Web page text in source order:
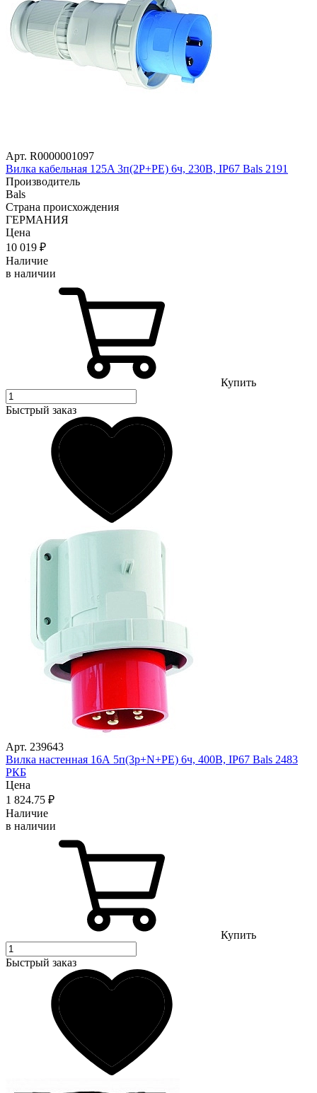
Арт. R0000001097
Вилка кабельная 125A 3п(2P+PE) 6ч, 230В, IP67 Bals 2191
Производитель
Bals
Страна происхождения
ГЕРМАНИЯ
Цена
10 019 ₽
Наличие
в наличии
Купить
Быстрый заказ
Арт. 239643
Вилка настенная 16А 5п(3р+N+PЕ) 6ч, 400В, IP67 Bals 2483
РКБ
Цена
1 824.75 ₽
Наличие
в наличии
Купить
Быстрый заказ